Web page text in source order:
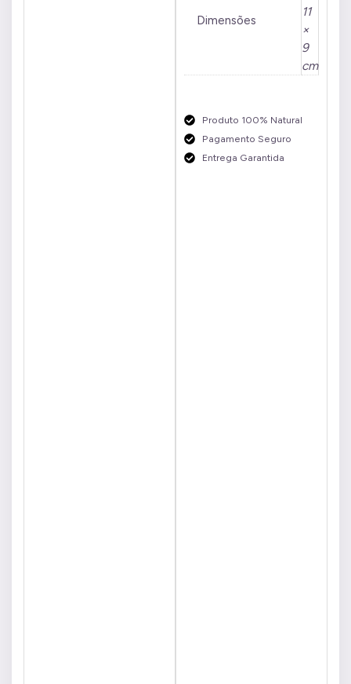
Dimensões
11
×
9
cm
Produto 100% Natural
Pagamento Seguro
Entrega Garantida